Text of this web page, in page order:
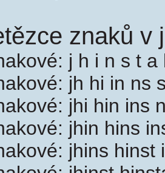
znaků v
j h i n s t a
jh hi in ns
jhi hin ins
jhin hins
jhins hinst